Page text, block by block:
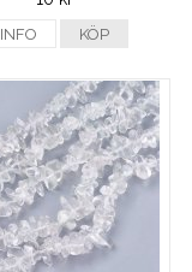
INFO KÖP